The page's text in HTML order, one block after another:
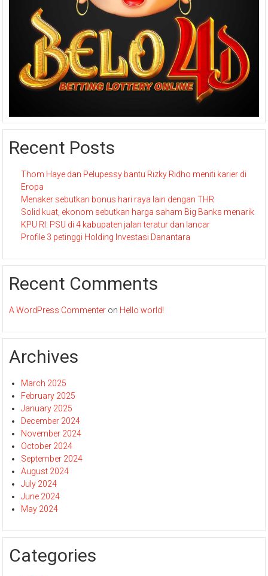
Recent Posts
Thom Haye dan Pelupessy bantu Rizky Ridho meniti karier di
Eropa
Menaker sebutkan bonus hari raya lain dengan THR
Solid kuat, ekonom sebutkan harga saham Big Banks menarik
KPU RI: PSU di 4 kabupaten jalan teratur dan lancar
Profile 3 petinggi Holding Investasi Danantara
Recent Comments
A WordPress Commenter on Hello world!
Archives
March 2025
February 2025
January 2025
December 2024
November 2024
October 2024
September 2024
August 2024
July 2024
June 2024
May 2024
Categories